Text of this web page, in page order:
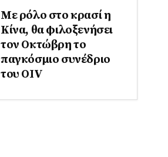
Με ρόλο στο κρασί η
Κίνα, θα φιλοξενήσει
τον Οκτώβρη το
παγκόσμιο συνέδριο
του ΟΙV